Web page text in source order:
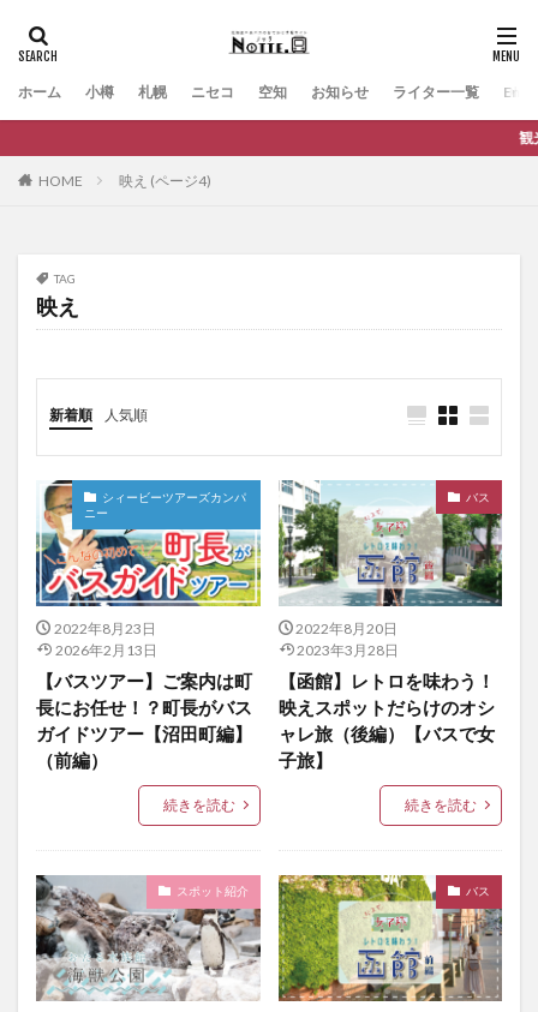
ホーム 小樽 札幌 ニセコ 空知 お知らせ ライター一覧
観光か
HOME 映え (ページ4)
TAG
映え
新着順 人気順
シィービーツアーズカンパ
ニー
2022年8月23日
2026年2月13日
【バスツアー】ご案内は町
長にお任せ！？町長がバス
ガイドツアー【沼田町編】
（前編）
続きを読む
バス
2022年8月20日
2023年3月28日
【函館】レトロを味わう！
映えスポットだらけのオシ
ャレ旅（後編）【バスで女
子旅】
続きを読む
スポット紹介 バス